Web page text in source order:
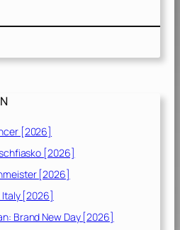
[2026]
[2026]
[2026]
Italy [2026]
Brand New Day [2026]